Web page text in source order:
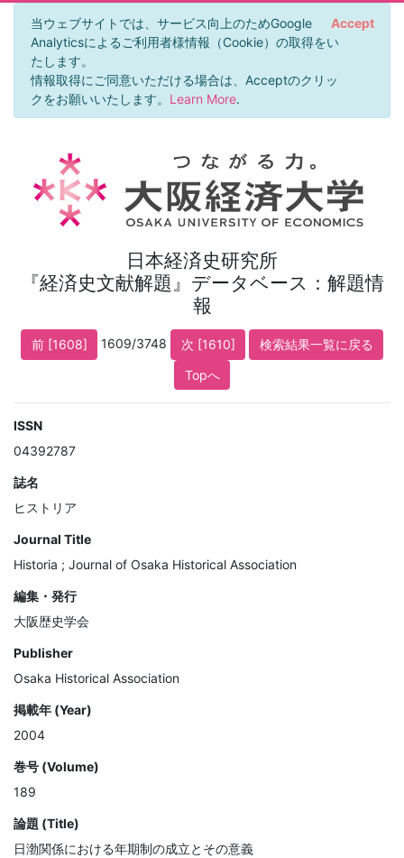
当ウェブサイトでは、サービス向上のためGoogle
Analyticsによるご利用者様情報（Cookie）の取得をい
たします。
情報取得にご同意いただける場合は、Acceptのクリッ
クをお願いいたします。 Learn More.
Accept
日本経済史研究所
『経済史文献解題』データベース：解題情
報
前 [1608] 1609/3748 次 [1610]
検索結果一覧に戻る
Topへ
ISSN
04392787
誌名
ヒストリア
Journal Title
Historia ; Journal of Osaka Historical Association
編集・発行
大阪歴史学会
Publisher
Osaka Historical Association
掲載年 (Year)
2004
巻号 (Volume)
189
論題 (Title)
日渤関係における年期制の成立とその意義